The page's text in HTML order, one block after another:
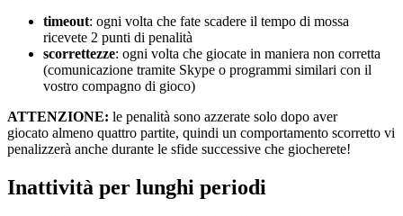
timeout: ogni volta che fate scadere il tempo di mossa
ricevete 2 punti di penalità
scorrettezze: ogni volta che giocate in maniera non corretta
(comunicazione tramite Skype o programmi similari con il
vostro compagno di gioco)
ATTENZIONE: le penalità sono azzerate solo dopo aver
giocato almeno quattro partite, quindi un comportamento scorretto vi
penalizzerà anche durante le sfide successive che giocherete!
Inattività per lunghi periodi